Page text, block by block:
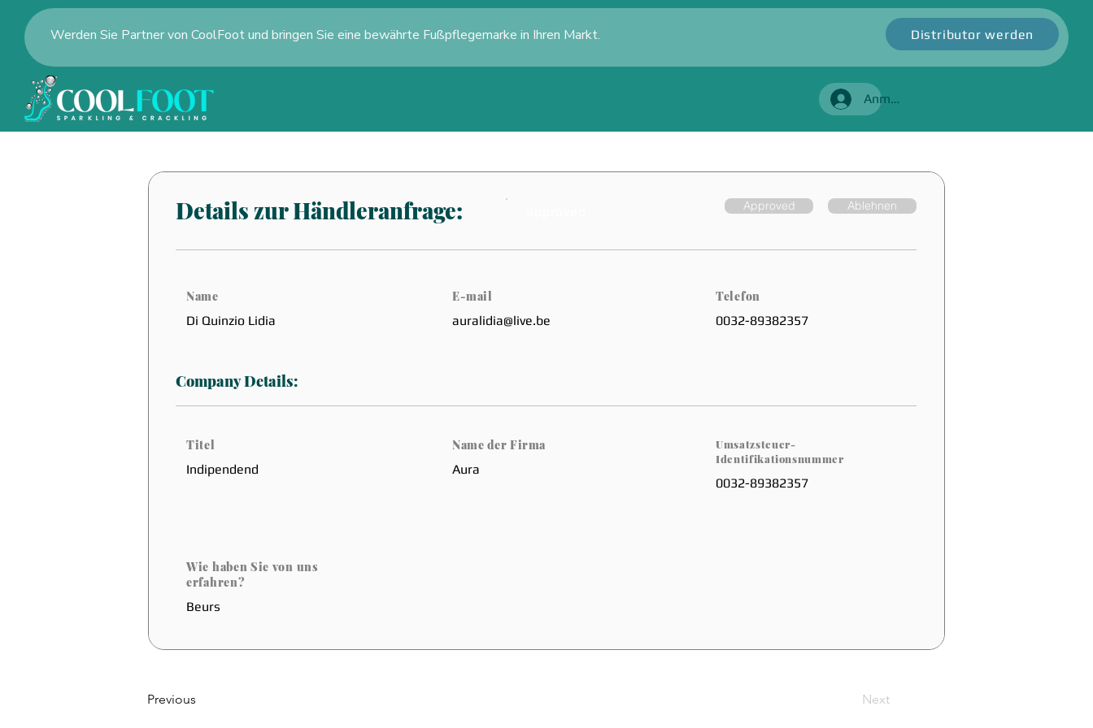
Werden Sie Partner von CoolFoot und bringen Sie eine bewährte Fußpflegemarke in Ihren Markt. Distributor werden
Anmelden
Details zur Händleranfrage: Approved Ablehnen
Name
Di Quinzio Lidia
E-mail
auralidia@live.be
Telefon
0032-89382357
Company Details:
Titel
Indipendend
Name der Firma
Aura
Umsatzsteuer-
Identifikationsnummer
0032-89382357
Wie haben Sie von uns
erfahren?
Beurs
Previous Next